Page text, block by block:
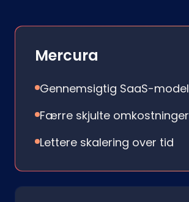
Mercura
Gennemsigtig SaaS-model
Færre skjulte omkostninger
Lettere skalering over tid